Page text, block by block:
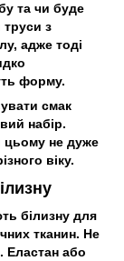
та чи буде
труси з
адже тоді
форму.
смак
набір.
цьому не дуже
віку.
білизну для
тканин. Не
Еластан або